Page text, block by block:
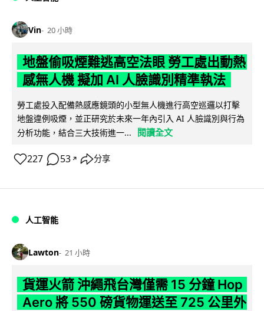
Vin 20 小時
地盤偷吸煙難逃高空法眼 勞工處出動熱
感無人機 擬加 AI 人臉識別精準執法
勞工處投入配備熱感應鏡頭的小型無人機進行高空巡邏以打擊
地盤違例吸煙，並正研究於未來一年內引入 AI 人臉識別與行為
分析功能，結合三大技術進一...
閱讀全文
227 53 ↗ 分享
人工智能
Lawton 21 小時
貨運火箭 沖繩飛台灣僅需 15 分鐘 Hop
Aero 將 550 磅貨物運送至 725 公里外